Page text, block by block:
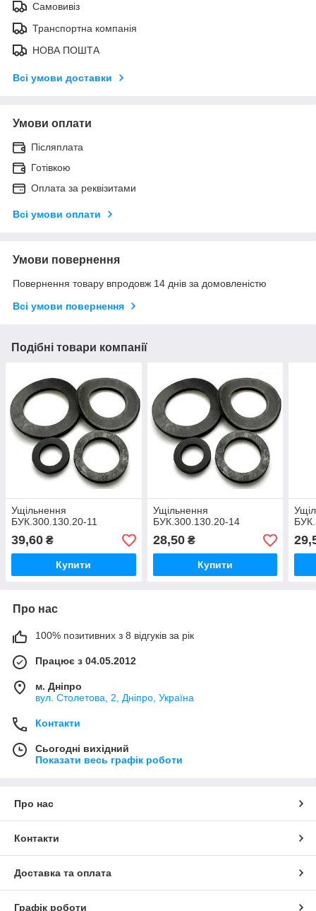
Самовивіз
Транспортна компанія
НОВА ПОШТА
Всі умови доставки
Умови оплати
Післяплата
Готівкою
Оплата за реквізитами
Всі умови оплати
Умови повернення
Повернення товару впродовж 14 днів за домовленістю
Всі умови повернення
Подібні товари компанії
Ущільнення
БУК.300.130.20-11
39,60 ₴
Купити
Ущільнення
БУК.300.130.20-14
28,50₴
Купити
Про нас
100% позитивних з 8 відгуків за рік
Працює з 04.05.2012
м. Дніпро
вул. Столетова, 2, Дніпро, Україна
Контакти
Сьогодні вихідний
Показати весь графік роботи
Про нас
Контакти
Доставка та оплата
Графік роботи